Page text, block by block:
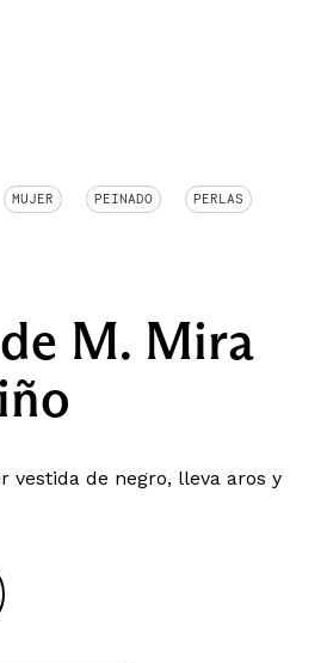
MUJER PEINADO PERLAS
M. Mira
vestida de negro, lleva aros y